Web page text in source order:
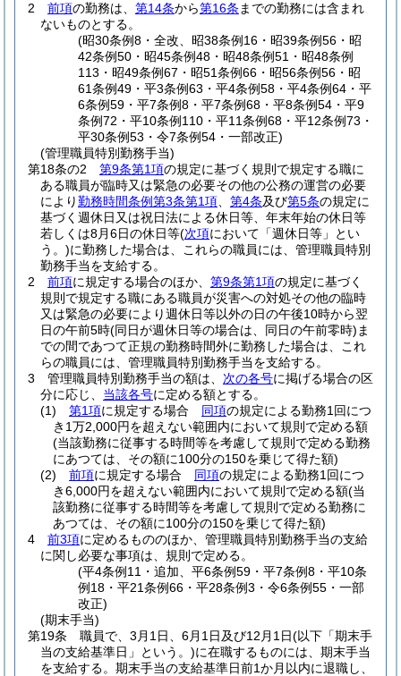
2
前項の勤務は、 第14条から第16条 までの勤務には含まれ
ないものとする。
(昭30条例8・全改、昭38条例16・昭39条例56・昭
42条例50・昭45条例48・昭48条例51・昭48条例
113・昭49条例67・昭51条例66・昭56条例56・昭
61条例49・平3条例63・平4条例58・平4条例64・平
6条例59・平7条例8・平7条例68・平8条例54・平9
条例72・平10条例110・平11条例68・平12条例73・
平30条例53・令7条例54・一部改正)
(管理職員特別勤務手当)
第18条の2
第9条第1項の規定に基づく規則で規定する職に
ある職員が臨時又は緊急の必要その他の公務の運営の必要
により勤務時間条例第3条第1項 第4条及び第5条の規定に
基づく週休日又は祝日法による休日等、年末年始の休日等
若しくは8月6日の休日等(次項において「週休日等」とい
う。)に勤務した場合は、これらの職員には、管理職員特別
勤務手当を支給する。
2
前項に規定する場合のほか、 第9条第1項の規定に基づく
規則で規定する職にある職員が災害への対処その他の臨時
又は緊急の必要により週休日等以外の日の午後10時から翌
日の午前5時(同日が週休日等の場合は、同日の午前零時) ま
での間であつて正規の勤務時間外に勤務した場合は、これ
らの職員には、管理職員特別勤務手当を支給する。
3
管理職員特別勤務手当の額は、 次の各号に掲げる場合の区
分に応じ、 当該各号に定める額とする。
(1)
第1項に規定する場合 同項の規定による勤務1回につ
き1万2,000円を超えない範囲内において規則で定める額
(当該勤務に従事する時間等を考慮して規則で定める勤務
にあつては、その額に100分の150を乗じて得た額)
(2)
前項に規定する場合 同項の規定による勤務1回につ
き6,000円を超えない範囲内において規則で定める額(当
該勤務に従事する時間等を考慮して規則で定める勤務に
あつては、その額に100分の150を乗じて得た額)
4
前3項に定めるもののほか、管理職員特別勤務手当の支給
に関し必要な事項は、規則で定める。
(平4条例11・追加、平6条例59・平7条例8・平10条
例18・平21条例66・平28条例3・令6条例55・一部
改正)
(期末手当)
第19条
職員で、3月1日、6月1日及び12月1日(以下「期末手
当の支給基準日」という。)に在職するものには、期末手当
を支給する。 期末手当の支給基準日前1か月以内に退職し、